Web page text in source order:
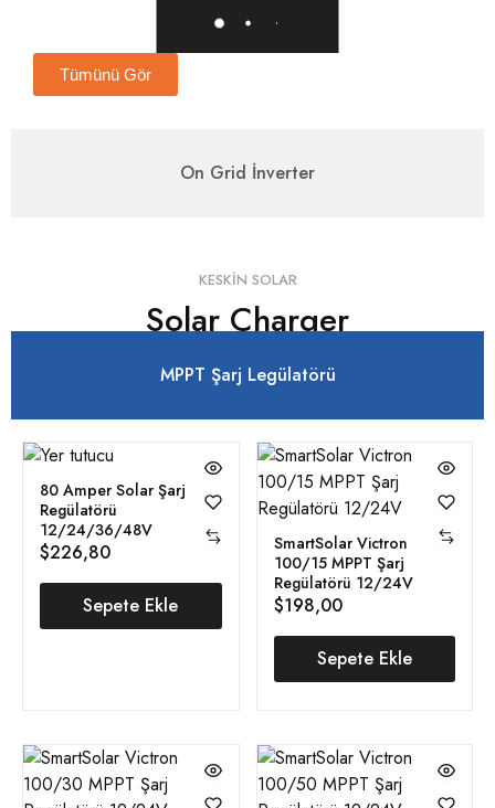
On Grid İnverter
Tümünü Gör
KESKIN SOLAR
Solar Charger
MPPT Şarj Legülatörü
80 Amper Solar Şarj
Regülatörü
12/24/36/48V
$226,80
Sepete Ekle
SmartSolar Victron
100/15 MPPT Şarj
Regülatörü 12/24V
$198,00
Sepete Ekle